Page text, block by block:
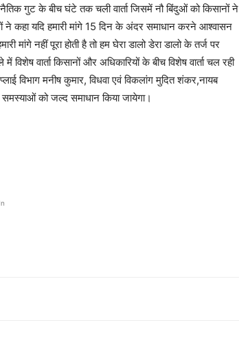
गुट के बीच घंटे तक चली वार्ता जिसमें नौ बिंदुओं को किसानों ने
कहा यदि हमारी मांगे 15 दिन के अंदर समाधान करने आश्वासन
मांगे नहीं पूरा होती है तो हम घेरा डालो डेरा डालो के तर्ज पर
वार्ता किसानों और अधिकारियों के बीच विशेष वार्ता चल रही
विभाग मनीष कुमार, विधवा एवं विकलांग मुदित शंकर,नायब
समस्याओं को जल्द समाधान किया जायेगा।
In